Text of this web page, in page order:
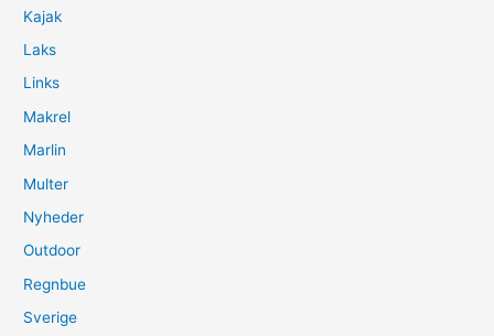
Kajak
Laks
Links
Makrel
Marlin
Multer
Nyheder
Outdoor
Regnbue
Sverige